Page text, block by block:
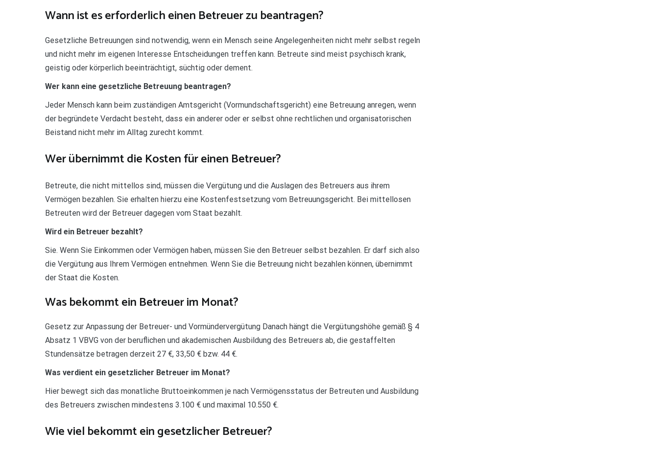
Wann ist es erforderlich einen Betreuer zu beantragen?
Gesetzliche Betreuungen sind notwendig, wenn ein Mensch seine Angelegenheiten nicht mehr selbst regeln
und nicht mehr im eigenen Interesse Entscheidungen treffen kann. Betreute sind meist psychisch krank,
geistig oder körperlich beeinträchtigt, süchtig oder dement.
Wer kann eine gesetzliche Betreuung beantragen?
Jeder Mensch kann beim zuständigen Amtsgericht (Vormundschaftsgericht) eine Betreuung anregen, wenn
der begründete Verdacht besteht, dass ein anderer oder er selbst ohne rechtlichen und organisatorischen
Beistand nicht mehr im Alltag zurecht kommt.
Wer übernimmt die Kosten für einen Betreuer?
Betreute, die nicht mittellos sind, müssen die Vergütung und die Auslagen des Betreuers aus ihrem
Vermögen bezahlen. Sie erhalten hierzu eine Kostenfestsetzung vom Betreuungsgericht. Bei mittellosen
Betreuten wird der Betreuer dagegen vom Staat bezahlt.
Wird ein Betreuer bezahlt?
Sie. Wenn Sie Einkommen oder Vermögen haben, müssen Sie den Betreuer selbst bezahlen. Er darf sich also
die Vergütung aus Ihrem Vermögen entnehmen. Wenn Sie die Betreuung nicht bezahlen können, übernimmt
der Staat die Kosten.
Was bekommt ein Betreuer im Monat?
Gesetz zur Anpassung der Betreuer- und Vormündervergütung Danach hängt die Vergütungshöhe gemäß § 4
Absatz 1 VBVG von der beruflichen und akademischen Ausbildung des Betreuers ab, die gestaffelten
Stundensätze betragen derzeit 27 €, 33,50 € bzw. 44 €.
Was verdient ein gesetzlicher Betreuer im Monat?
Hier bewegt sich das monatliche Bruttoeinkommen je nach Vermögensstatus der Betreuten und Ausbildung
des Betreuers zwischen mindestens 3.100 € und maximal 10.550 €.
Wie viel bekommt ein gesetzlicher Betreuer?